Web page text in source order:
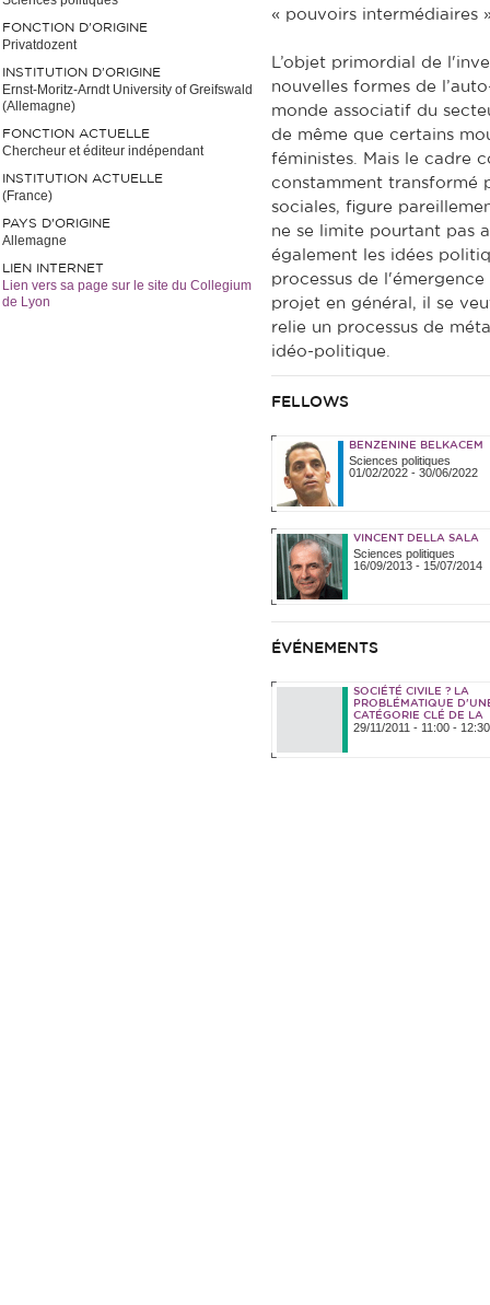
FONCTION D’ORIGINE
Privatdozent
INSTITUTION D’ORIGINE
Ernst-Moritz-Arndt University of Greifswald
(Allemagne)
FONCTION ACTUELLE
Chercheur et éditeur indépendant
INSTITUTION ACTUELLE
(France)
PAYS D'ORIGINE
Allemagne
LIEN INTERNET
Lien vers sa page sur le site du Collegium
de Lyon
« pouvoirs intermédiaires
L’objet primordial de
nouvelles formes de
monde associatif du
de même que certains
féministes. Mais le cadre
constamment transformé
sociales, figure
ne se limite pourtant pas
également les idées
processus de
projet en général, il se
relie un processus de
idéo-politique.
FELLOWS
BENZENINE BELKACEM
Sciences politiques
01/02/2022- 30/06/2022
VINCENT DELLA SALA
Sciences politiques
16/09/2013- 15/07/2014
ÉVÉNEMENTS
SOCIÉTÉ CIVILE ? LA
PROBLÉMATIQUE
CATÉGORIE CLÉ DE LA
RECHERCHE SOCIO-
29/11/2011 - 11:00- 12:30